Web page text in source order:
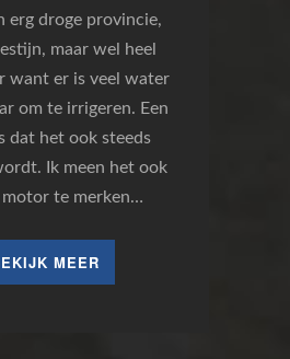
erg droge provincie,
maar wel heel
want er is veel water
om te irrigeren. Een
dat het ook steeds
Ik meen het ook
motor te merken…
MEER